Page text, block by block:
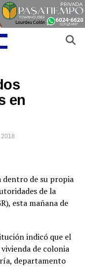
en
dentro de su propia
de la
esta mañana de
indicó que el
de colonia
departamento